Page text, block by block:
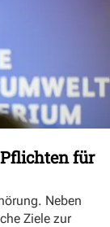
für
Neben
Ziele zur